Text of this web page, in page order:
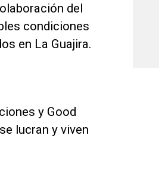
del
condiciones
en La Guajira.
y Good
lucran y viven